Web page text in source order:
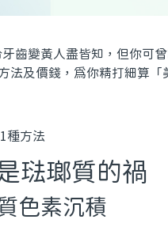
齒變黃人盡皆知，但你可
法及價錢，為你精打細算「
琺瑯質的禍
色素沉積